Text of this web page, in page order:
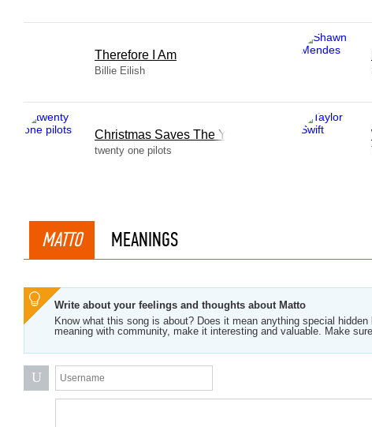
Therefore I Am
Billie Eilish
Christmas Saves The Year
twenty one pilots
MATTO MEANINGS
Write about your feelings and thoughts about Matto
Know what this song is about? Does it mean anything special
meaning with community, make it interesting and valuable. Make
U